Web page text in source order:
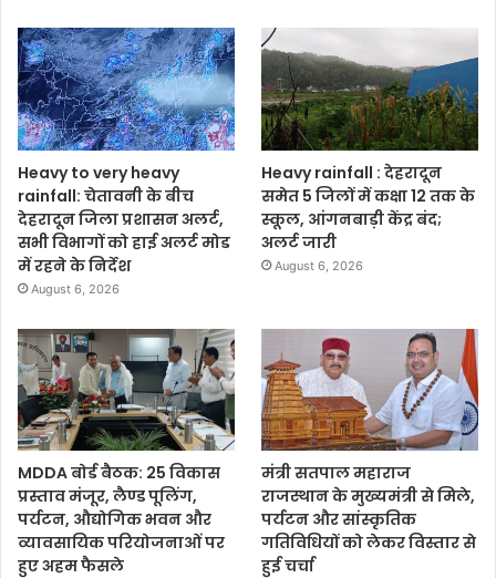
Heavy to very heavy
rainfall: चेतावनी के बीच
देहरादून जिला प्रशासन अलर्ट,
सभी विभागों को हाई अलर्ट मोड
में रहने के निर्देश
August 6, 2026
Heavy rainfall : देहरादून
समेत 5 जिलों में कक्षा 12 तक के
स्कूल, आंगनबाड़ी केंद्र बंद;
अलर्ट जारी
August 6, 2026
MDDA बोर्ड बैठक: 25 विकास
प्रस्ताव मंजूर, लैण्ड पूलिंग,
पर्यटन, औद्योगिक भवन और
व्यावसायिक परियोजनाओं पर
हुए अहम फैसले
मंत्री सतपाल महाराज
राजस्थान के मुख्यमंत्री से मिले,
पर्यटन और सांस्कृतिक
गतिविधियों को लेकर विस्तार से
हुई चर्चा